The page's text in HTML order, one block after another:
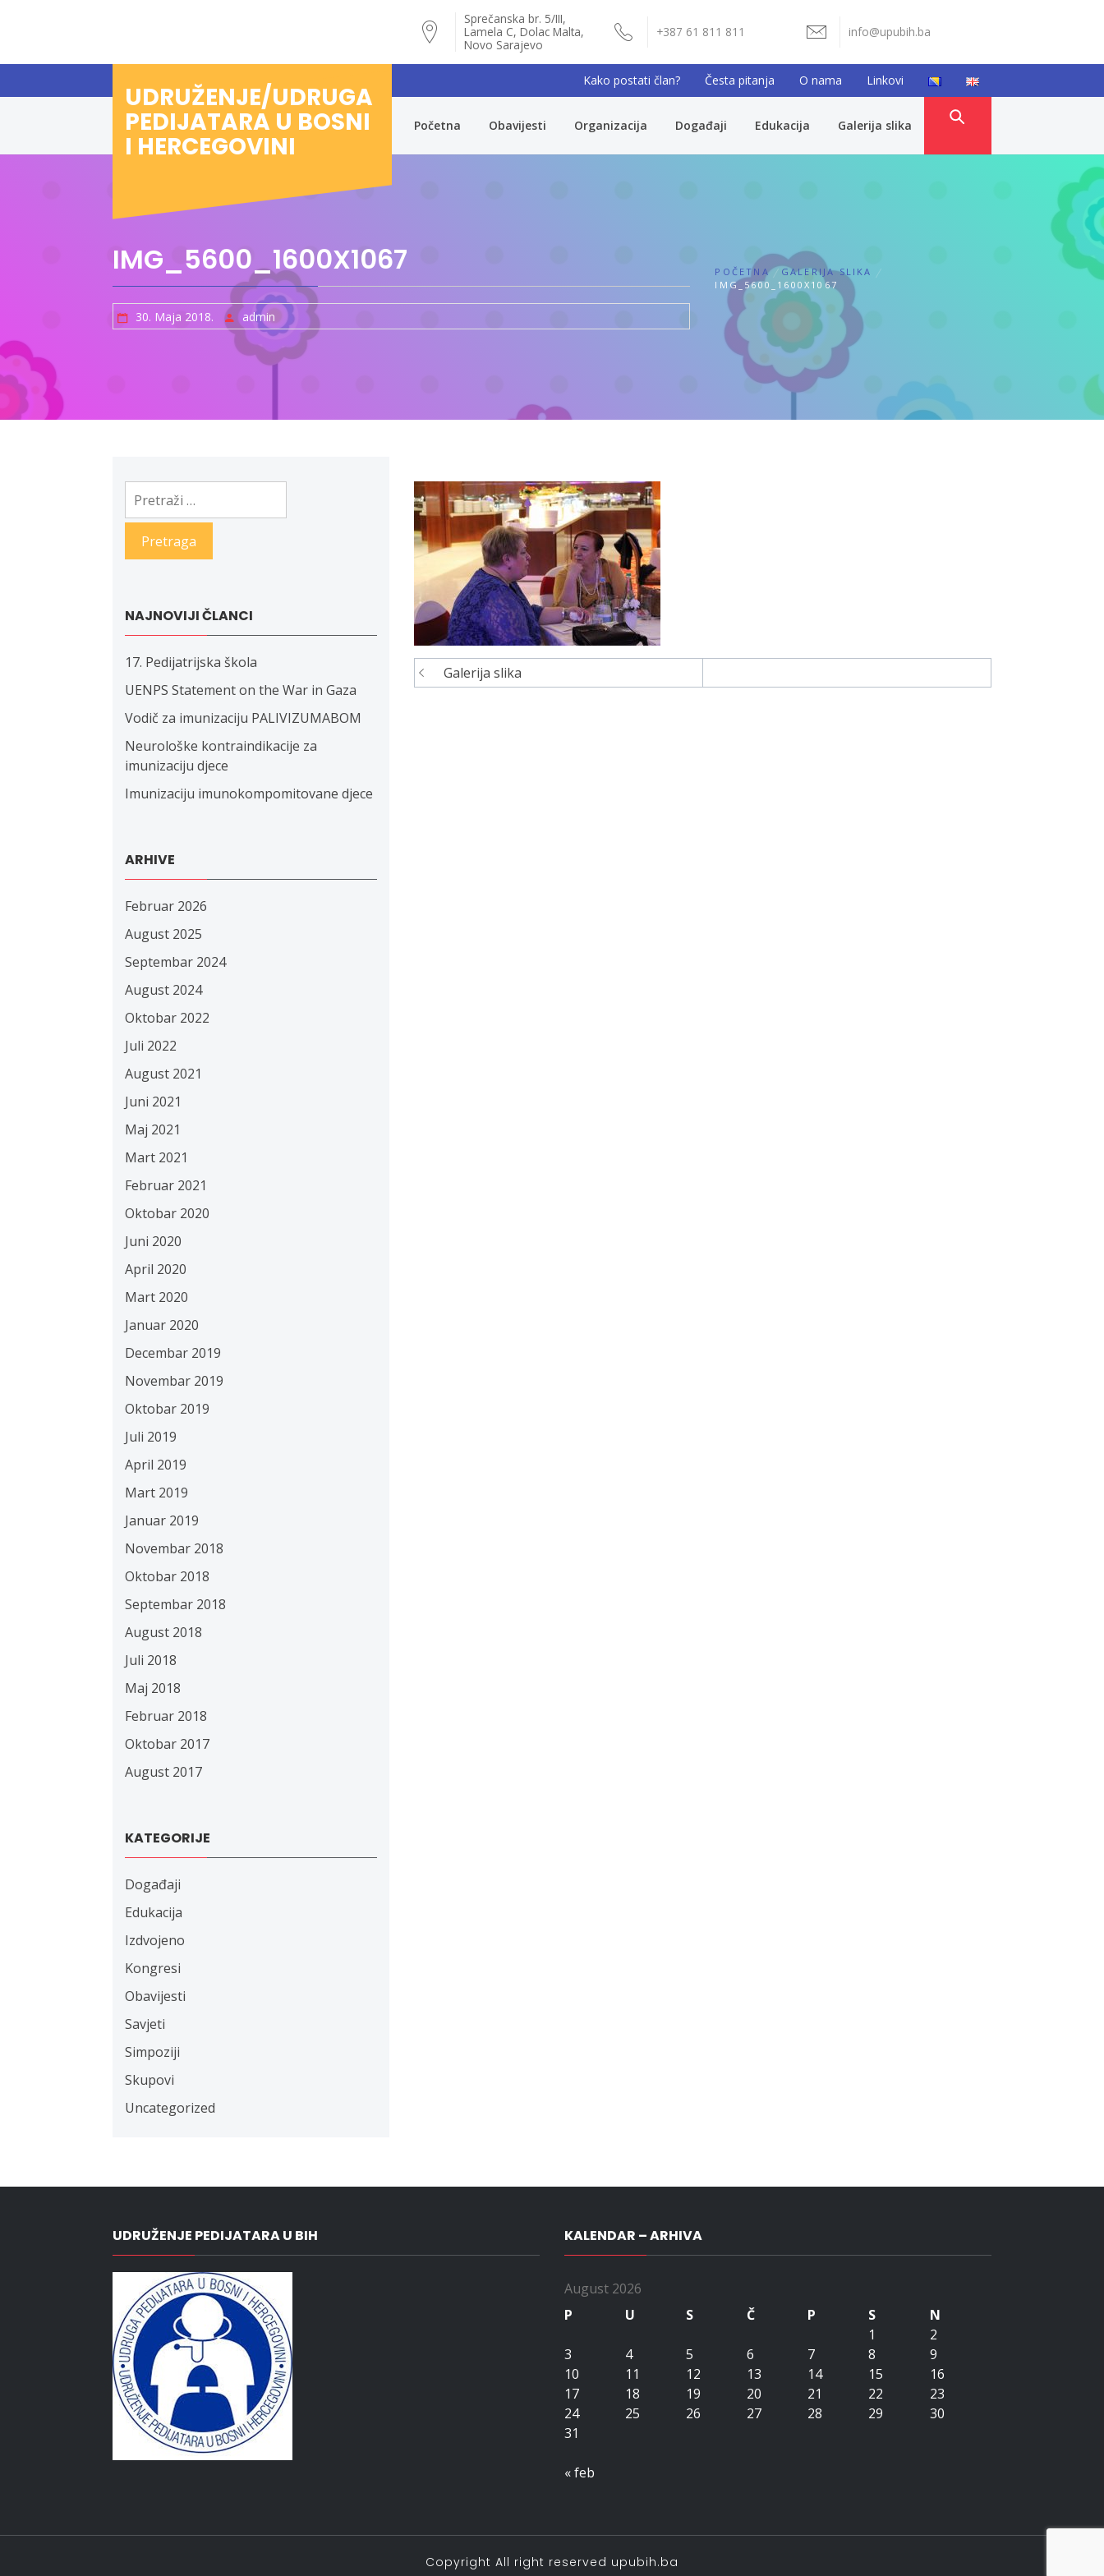
Sprečanska br. 5/III,
Lamela C, Dolac Malta,
Novo Sarajevo
+387 61 811 811 info@upubih.ba
Kako postati član? Česta pitanja O nama Linkovi
UDRUŽENJE/UDRUGA
PEDIJATARA U BOSNI
I HERCEGOVINI
Početna Obavijesti Organizacija Događaji Edukacija Galerija slika
IMG_5600_1600X1067
30. Maja 2018. admin
POČETNA
GALERIJA SLIKA
IMG_5600_1600X1067
Navigacija
Galerija slika
Pretraga:
NAJNOVIJI ČLANCI
17. Pedijatrijska škola
UENPS Statement on the War in Gaza
Vodič za imunizaciju PALIVIZUMABOM
Neurološke kontraindikacije za
imunizaciju djece
Imunizaciju imunokompomitovane djece
ARHIVE
Februar 2026
August 2025
Septembar 2024
August 2024
Oktobar 2022
Juli 2022
August 2021
Juni 2021
Maj 2021
Mart 2021
Februar 2021
Oktobar 2020
Juni 2020
April 2020
Mart 2020
Januar 2020
Decembar 2019
Novembar 2019
Oktobar 2019
Juli 2019
April 2019
Mart 2019
Januar 2019
Novembar 2018
Oktobar 2018
Septembar 2018
August 2018
Juli 2018
Maj 2018
Februar 2018
Oktobar 2017
August 2017
KATEGORIJE
Događaji
Edukacija
Izdvojeno
Kongresi
Obavijesti
Savjeti
Simpoziji
Skupovi
Uncategorized
UDRUŽENJE PEDIJATARA U BIH KALENDAR – ARHIVA
August 2026
P
U S Č P S
N
1
2
3
4 5 6 7 8
9
10
11 12 13 14 15
16
17
18 19 20 21 22
23
24
25 26 27 28 29
30
31
« feb
Copyright All right reserved upubih.ba